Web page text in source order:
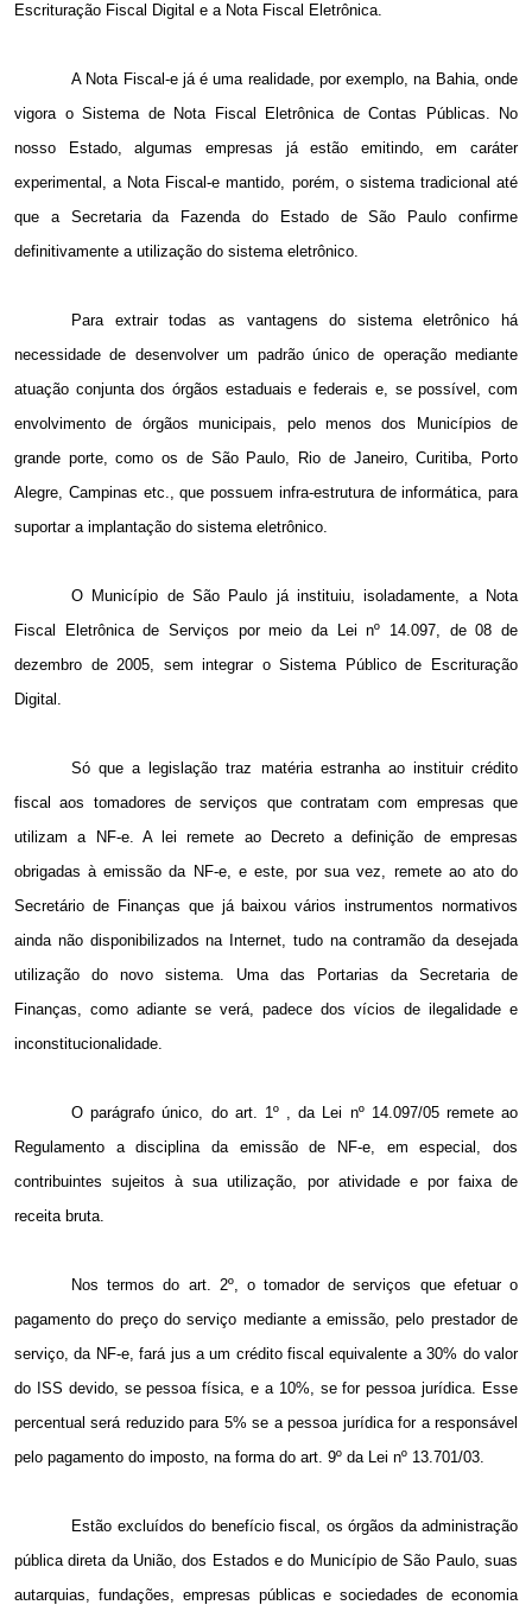
Escrituração Fiscal Digital e a Nota Fiscal Eletrônica.
A Nota Fiscal-e já é uma realidade, por exemplo, na Bahia, onde
vigora o Sistema de Nota Fiscal Eletrônica de Contas Públicas. No
nosso Estado, algumas empresas já estão emitindo, em caráter
experimental, a Nota Fiscal-e mantido, porém, o sistema tradicional até
que a Secretaria da Fazenda do Estado de São Paulo confirme
definitivamente a utilização do sistema eletrônico.
Para extrair todas as vantagens do sistema eletrônico há
necessidade de desenvolver um padrão único de operação mediante
atuação conjunta dos órgãos estaduais e federais e, se possível, com
envolvimento de órgãos municipais, pelo menos dos Municípios de
grande porte, como os de São Paulo, Rio de Janeiro, Curitiba, Porto
Alegre, Campinas etc., que possuem infra-estrutura de informática, para
suportar a implantação do sistema eletrônico.
O Município de São Paulo já instituiu, isoladamente, a Nota
Fiscal Eletrônica de Serviços por meio da Lei nº 14.097, de 08 de
dezembro de 2005, sem integrar o Sistema Público de Escrituração
Digital.
Só que a legislação traz matéria estranha ao instituir crédito
fiscal aos tomadores de serviços que contratam com empresas que
utilizam a NF-e. A lei remete ao Decreto a definição de empresas
obrigadas à emissão da NF-e, e este, por sua vez, remete ao ato do
Secretário de Finanças que já baixou vários instrumentos normativos
ainda não disponibilizados na Internet, tudo na contramão da desejada
utilização do novo sistema. Uma das Portarias da Secretaria de
Finanças, como adiante se verá, padece dos vícios de ilegalidade e
inconstitucionalidade.
O parágrafo único, do art. 1º , da Lei nº 14.097/05 remete ao
Regulamento a disciplina da emissão de NF-e, em especial, dos
contribuintes sujeitos à sua utilização, por atividade e por faixa de
receita bruta.
Nos termos do art. 2º, o tomador de serviços que efetuar o
pagamento do preço do serviço mediante a emissão, pelo prestador de
serviço, da NF-e, fará jus a um crédito fiscal equivalente a 30% do valor
do ISS devido, se pessoa física, e a 10%, se for pessoa jurídica. Esse
percentual será reduzido para 5% se a pessoa jurídica for a responsável
pelo pagamento do imposto, na forma do art. 9º da Lei nº 13.701/03.
Estão excluídos do benefício fiscal, os órgãos da administração
pública direta da União, dos Estados e do Município de São Paulo, suas
autarquias, fundações, empresas públicas e sociedades de economia